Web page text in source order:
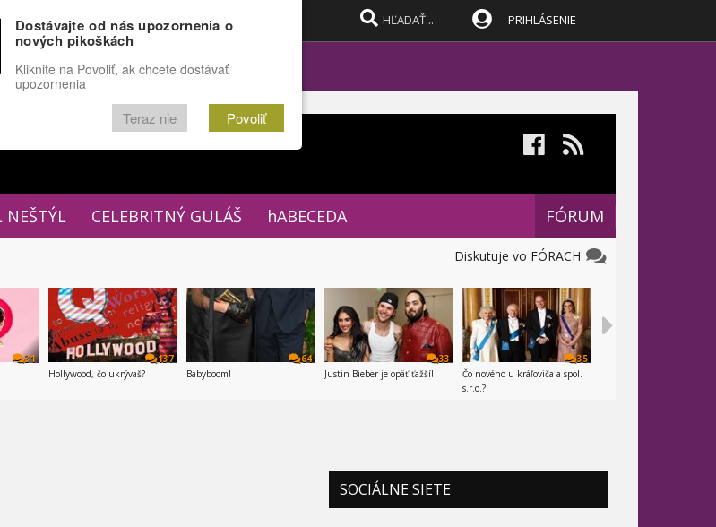
Funny Docu
FÓRUM
PRIHLÁSENIE
NEŠTÝL CELEBRITNÝ GULÁŠ hABECEDA FÓRUM
Diskutuje vo FÓRACH
31
137
Hollywood, čo ukrývaš?
64
Babyboom!
33
Justin Bieber je opäť ťažší!
35
Čo nového u kráľoviča a spol.
s.r.o.?
SOCIÁLNE SIETE
Dostávajte od nás upozornenia o
nových pikoškách
Kliknite na Povoliť, ak chcete dostávať
upozornenia
Teraz nie Povoliť